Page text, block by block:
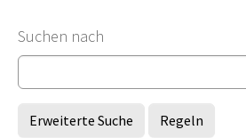
Suchformular
Suchen nach
Erweiterte Suche Regeln